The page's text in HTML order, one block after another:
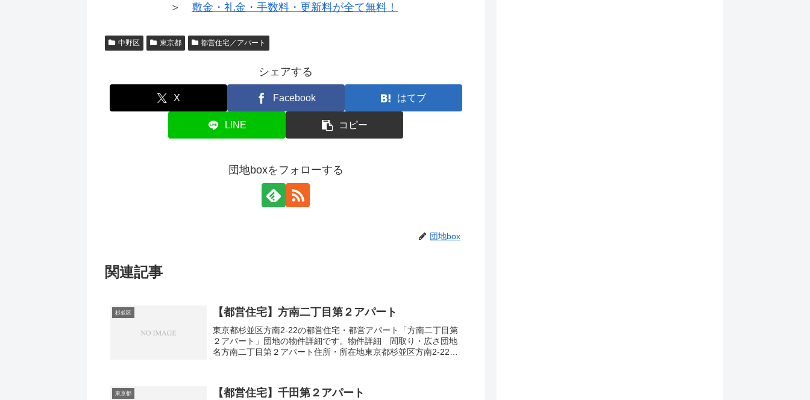
＞ 敷金・礼金・手数料・更新料が全て無料！
中野区 東京都 都営住宅／アパート
シェアする
X Facebook はてブ
LINE コピー
団地boxをフォローする
団地box
関連記事
杉並区 【都営住宅】方南二丁目第２アパート
東京都杉並区方南2-22の都営住宅・都営アパート「方南二丁目第
２アパート」団地の物件詳細です。物件詳細 間取り・広さ団地
名方南二丁目第２アパート住所・所在地東京都杉並区方南2-22間
東京都 【都営住宅】千田第２アパート